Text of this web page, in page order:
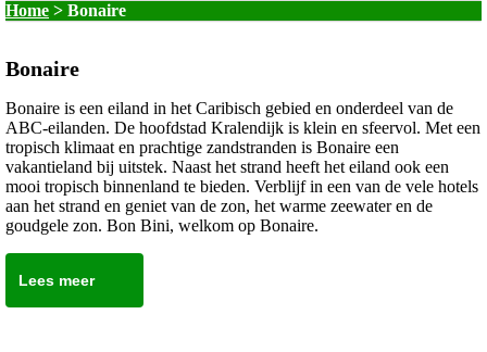
Home > Bonaire
Bonaire
Bonaire is een eiland in het Caribisch gebied en onderdeel van de
ABC-eilanden. De hoofdstad Kralendijk is klein en sfeervol. Met een
tropisch klimaat en prachtige zandstranden is Bonaire een
vakantieland bij uitstek. Naast het strand heeft het eiland ook een
mooi tropisch binnenland te bieden. Verblijf in een van de vele hotels
aan het strand en geniet van de zon, het warme zeewater en de
goudgele zon. Bon Bini, welkom op Bonaire.
Lees meer